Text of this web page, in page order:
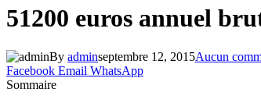
51200 euros annuel
By adminseptembre 12, 2015Aucun
Facebook Email WhatsApp
Sommaire